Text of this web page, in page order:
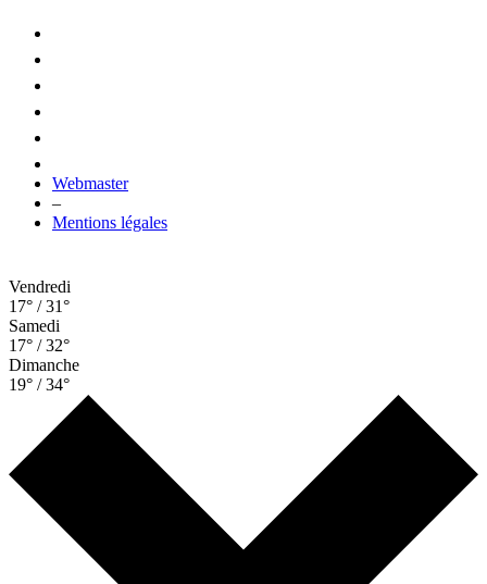
Webmaster
–
Mentions légales
Vendredi
17° / 31°
Samedi
17° / 32°
Dimanche
19° / 34°